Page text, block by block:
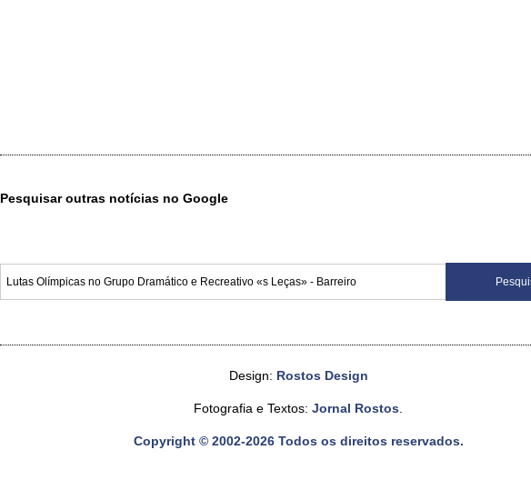
Pesquisar outras notícias no Google
Design: Rostos Design
Fotografia e Textos: Jornal Rostos
Copyright © 2002-2026 Todos os direitos reservados.